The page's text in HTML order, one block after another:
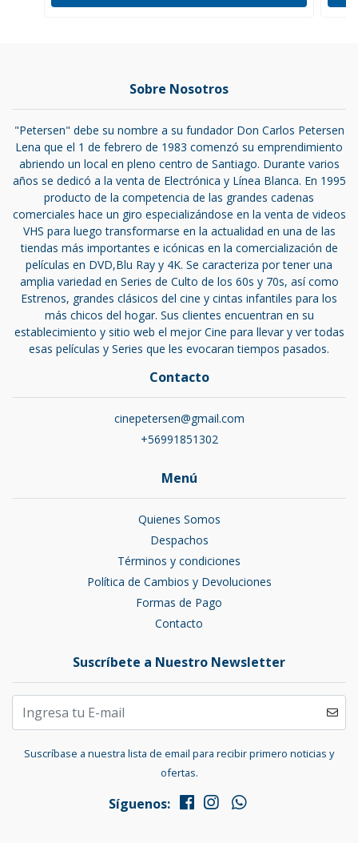
Sobre Nosotros
"Petersen" debe su nombre a su fundador Don Carlos Petersen
Lena que el 1 de febrero de 1983 comenzó su emprendimiento
abriendo un local en pleno centro de Santiago. Durante varios
años se dedicó a la venta de Electrónica y Línea Blanca. En 1995
producto de la competencia de las grandes cadenas
comerciales hace un giro especializándose en la venta de videos
VHS para luego transformarse en la actualidad en una de las
tiendas más importantes e icónicas en la comercialización de
películas en DVD,Blu Ray y 4K. Se caracteriza por tener una
amplia variedad en Series de Culto de los 60s y 70s, así como
Estrenos, grandes clásicos del cine y cintas infantiles para los
más chicos del hogar. Sus clientes encuentran en su
establecimiento y sitio web el mejor Cine para llevar y ver todas
esas películas y Series que les evocaran tiempos pasados.
Contacto
cinepetersen@gmail.com
+56991851302
Menú
Quienes Somos
Despachos
Términos y condiciones
Política de Cambios y Devoluciones
Formas de Pago
Contacto
Suscríbete a Nuestro Newsletter
Suscríbase a nuestra lista de email para recibir primero noticias y
ofertas.
Síguenos: